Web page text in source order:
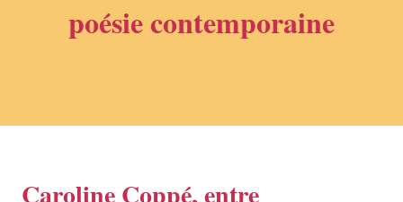
poésie contemporaine
Caroline Coppé, entre